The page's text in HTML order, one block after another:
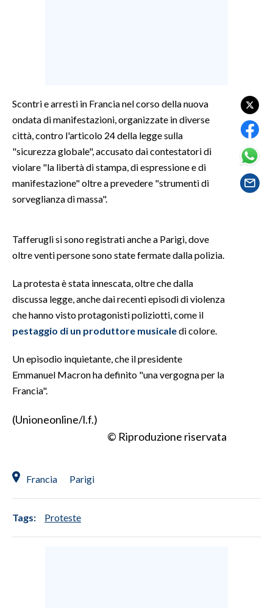
SPETTACOLI
GOSSIP
SARDEGNA TURISMO
SARDI NEL MONDO
NOTIZIE
#CARAUNIONE
3 MINUTI CON
INSULARITÀ
INFO AZIENDE
SPIAGGE
Scontri e arresti in Francia nel corso della nuova
ondata di manifestazioni, organizzate in diverse
città, contro l'articolo 24 della legge sulla
"sicurezza globale", accusato dai contestatori di
violare "la libertà di stampa, di espressione e di
manifestazione" oltre a prevedere "strumenti di
sorveglianza di massa".
Tafferugli si sono registrati anche a Parigi, dove
oltre venti persone sono state fermate dalla polizia.
La protesta è stata innescata, oltre che dalla
discussa legge, anche dai recenti episodi di violenza
che hanno visto protagonisti poliziotti, come il
pestaggio di un produttore musicaledi colore.
Un episodio inquietante, che il presidente
Emmanuel Macron ha definito "una vergogna per la
Francia".
(Unioneonline/l.f.)
© Riproduzione riservata
Francia Parigi
Tags: Proteste